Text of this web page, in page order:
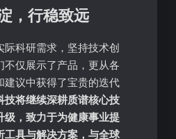
，行稳致远
科研需求，坚持技术创
仅展示了产品，更从各
建议中获得了宝贵的迭代
技将继续深耕质谱核心技
级，致力于为健康事业提
工具与解决方案，与全球